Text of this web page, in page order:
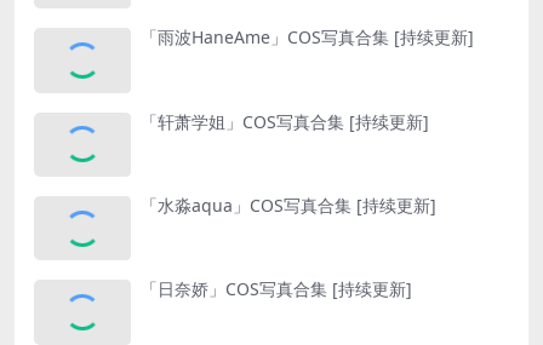
「雨波HaneAme」COS写真合集 [持续更新]
「轩萧学姐」COS写真合集 [持续更新]
「水淼aqua」COS写真合集 [持续更新]
「日奈娇」COS写真合集 [持续更新]